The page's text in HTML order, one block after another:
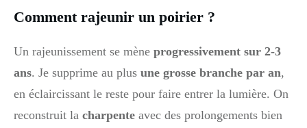
Comment rajeunir un poirier ?
Un rajeunissement se mène progressivement sur 2-3
ans. Je supprime au plus une grosse branche par an,
en éclaircissant le reste pour faire entrer la lumière. On
reconstruit la charpente avec des prolongements bien